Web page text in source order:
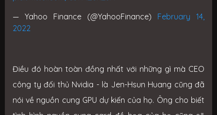
— Yahoo Finance (@YahooFinance) February 14,
2022
Điều đó hoàn toàn đồng nhất với những gì mà CEO
công ty đối thủ Nvidia - là Jen-Hsun Huang cũng đã
nói về nguồn cung GPU dự kiến của họ. Ông cho biết